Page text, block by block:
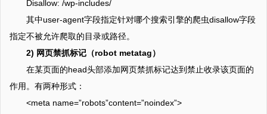
Disallow: /wp-includes/
其中user-agent字段指定针对哪个搜索引擎的爬虫disallow字段
指定不被允许爬取的目录或路径。
2) 网页禁抓标记（robot metatag）
在某页面的head头部添加网页禁抓标记达到禁止收录该页面的
作用。有两种形式：
<meta name=”robots”content=”noindex”>